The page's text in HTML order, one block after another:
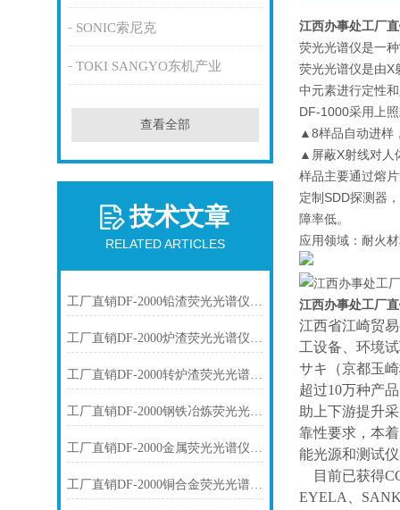
SONIC索尼克
TOKI SANGYO东机产业
查看全部
技术文章
RELATED ARTICLES
工厂直销DF-2000铅渣荧光光谱仪技术参数
工厂直销DF-2000炉渣荧光光谱仪技术参数
工厂直销DF-2000转炉渣荧光光谱仪技术参数
工厂直销DF-2000钢铁冶炼荧光光谱仪技术参数
工厂直销DF-2000金属荧光光谱仪技术参数
工厂直销DF-2000铜合金荧光光谱仪技术参数
江西办事处工厂
荧光光谱仪是一
荧光光谱仪是由X
中元素进行定性
DF-1000采用上
▲8样品自动进样
▲屏蔽X射线对人
样品主要通过熔
定制SDD探测器
障率低。
应用领域：耐火
江西办事处工厂
江西省江崎贸
工设备、环境
サキ（京都玉
超过10万种产
助上下游提升
靠性要求，本
能光源和测试
目前已获得
EYELA、